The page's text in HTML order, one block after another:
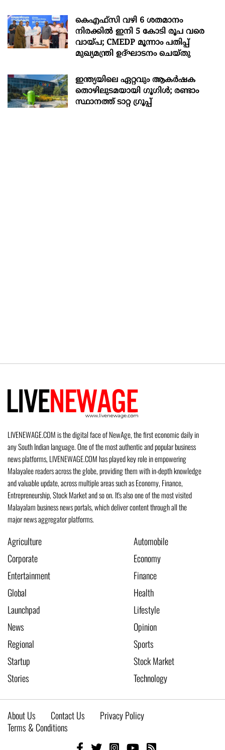
കെഎഫ്സി വഴി 6 ശതമാനം
നിരക്കിൽ ഇനി 5 കോടി രൂപ വരെ
വായ്പ; CMEDP മൂന്നാം പതിപ്പ്
മുഖ്യമന്ത്രി ഉദ്ഘാടനം ചെയ്തു
ഇന്ത്യയിലെ ഏറ്റവും ആകര്‍ഷക
തൊഴിലുടമയായി ഗൂഗിള്‍; രണ്ടാം
സ്ഥാനത്ത് ടാറ്റ ഗ്രൂപ്പ്
LIVENEWAGE.COM is the digital face of NewAge, the first economic daily in
any South Indian language. One of the most authentic and popular business
news platforms, LIVENEWAGE.COM has played key role in empowering
Malayalee readers across the globe, providing them with in-depth knowledge
and valuable update, across multiple areas such as Economy, Finance,
Entrepreneurship, Stock Market and so on. It's also one of the most visited
Malayalam business news portals, which deliver content through all the
major news aggregator platforms.
Agriculture
Automobile
Corporate
Economy
Entertainment
Finance
Global
Health
Launchpad
Lifestyle
News
Opinion
Regional
Sports
Startup
Stock Market
Stories
Technology
About Us Contact Us
Privacy Policy
Terms & Conditions